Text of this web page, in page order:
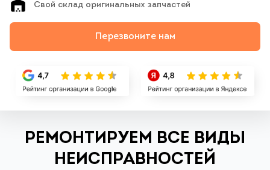
Свой склад оригинальных запчастей
Перезвоните нам
РЕМОНТИРУЕМ ВСЕ ВИДЫ
НЕИСПРАВНОСТЕЙ